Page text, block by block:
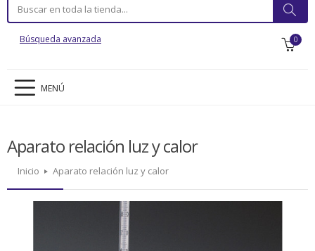
Búsqueda avanzada 0
MENÚ
Aparato relación luz y calor
Inicio Aparato relación luz y calor